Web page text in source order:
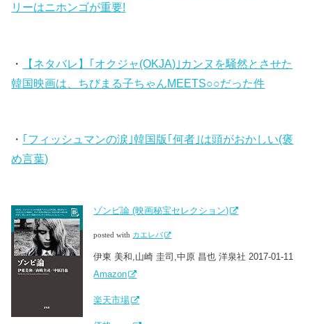
リーはニホンゴが重要!
・
【ネタバレ】｢オクジャ(OKJA)｣カンヌを騒然とさせた
韓国映画は、ちびまる子ちゃんMEETS○○だった件
・ ｢フィッシュマンの涙｣韓国版｢何者｣は頭がおかしい(褒
め言葉)
ゾンビ論 (映画秘宝セレクション)
posted with カエレバ
伊東 美和,山崎 圭司,中原 昌也 洋泉社 2017-01-11
Amazon
楽天市場